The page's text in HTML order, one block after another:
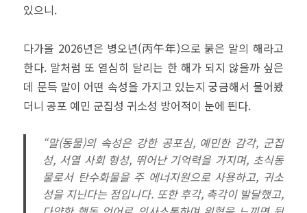
있으니.
다가올 2026년은 병오년(丙午年)으로 붉은 말의 해라고
한다. 말처럼 또 열심히 달리는 한 해가 되지 않을까 싶은
데 문득 말이 어떤 속성을 가지고 있는지 궁금해서 물어봤
더니 공포 예민 군집성 귀소성 방어적이 눈에 띈다.
“말(동물)의 속성은 강한 공포심, 예민한 감각, 군집
성, 서열 사회 형성, 뛰어난 기억력을 가지며, 초식동
물로서 탄수화물을 주 에너지원으로 사용하고, 귀소
성을 지닌다는 점입니다. 또한 후각, 촉각이 발달했고,